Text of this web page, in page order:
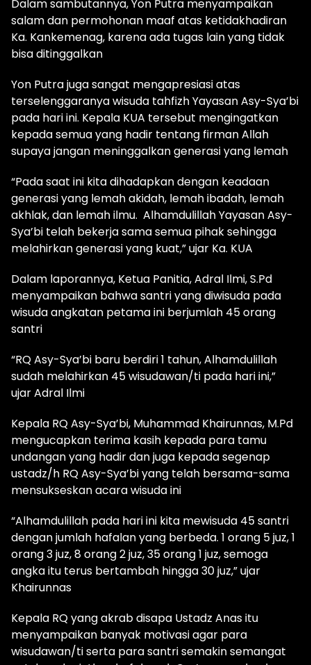
Dalam sambutannya, Yon Putra menyampaikan
salam dan permohonan maaf atas ketidakhadiran
Ka. Kankemenag, karena ada tugas lain yang tidak
bisa ditinggalkan
Yon Putra juga sangat mengapresiasi atas
terselenggaranya wisuda tahfizh Yayasan Asy-Sya’bi
pada hari ini. Kepala KUA tersebut mengingatkan
kepada semua yang hadir tentang firman Allah
supaya jangan meninggalkan generasi yang lemah
“Pada saat ini kita dihadapkan dengan keadaan
generasi yang lemah akidah, lemah ibadah, lemah
akhlak, dan lemah ilmu. Alhamdulillah Yayasan Asy-
Sya’bi telah bekerja sama semua pihak sehingga
melahirkan generasi yang kuat,” ujar Ka. KUA
Dalam laporannya, Ketua Panitia, Adral Ilmi, S.Pd
menyampaikan bahwa santri yang diwisuda pada
wisuda angkatan petama ini berjumlah 45 orang
santri
“RQ Asy-Sya’bi baru berdiri 1 tahun, Alhamdulillah
sudah melahirkan 45 wisudawan/ti pada hari ini,”
ujar Adral Ilmi
Kepala RQ Asy-Sya’bi, Muhammad Khairunnas, M.Pd
mengucapkan terima kasih kepada para tamu
undangan yang hadir dan juga kepada segenap
ustadz/h RQ Asy-Sya’bi yang telah bersama-sama
mensukseskan acara wisuda ini
“Alhamdulillah pada hari ini kita mewisuda 45 santri
dengan jumlah hafalan yang berbeda. 1 orang 5 juz, 1
orang 3 juz, 8 orang 2 juz, 35 orang 1 juz, semoga
angka itu terus bertambah hingga 30 juz,” ujar
Khairunnas
Kepala RQ yang akrab disapa Ustadz Anas itu
menyampaikan banyak motivasi agar para
wisudawan/ti serta para santri semakin semangat